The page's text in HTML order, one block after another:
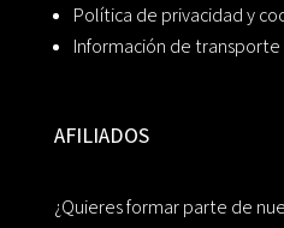
Política de privacidad y
Información de transporte
AFILIADOS
¿Quieres formar parte de